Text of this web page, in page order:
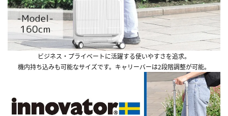
ビジネス・プライベートに活躍する使いやすさを追求。
機内持ち込みも可能なサイズです。キャリーバーは2段階調整が可能。